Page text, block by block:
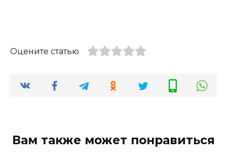
Оцените статью
Вам также может понравиться